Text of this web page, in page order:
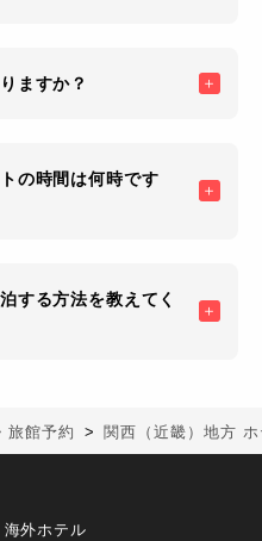
ますか？
の時間は何時です
する方法を教えてく
旅館予約 関西（近畿）地方
海外ホテル